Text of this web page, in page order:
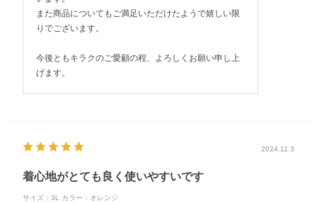
また商品についてもご満足いただけたようで嬉しい限
りでございます。
今後ともキラクのご愛顧の程、よろしくお願い申し上
げます。
2024.11.3
着心地がとても良く使いやすいです
サイズ：3L カラー：オレンジ